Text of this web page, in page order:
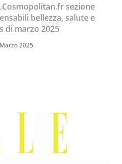
sezione
bellezza, salute e
di marzo 2025
2025